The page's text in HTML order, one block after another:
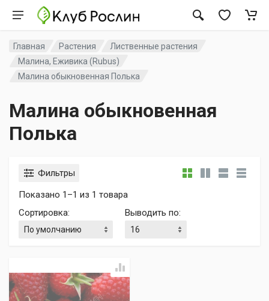
Главная Растения
Лиственные растения
Малина, Еживика (Rubus)
Малина обыкновенная Полька
Малина обыкновенная
Полька
Фильтры
Показано 1–1 из 1 товара
Сортировка: Выводить по: